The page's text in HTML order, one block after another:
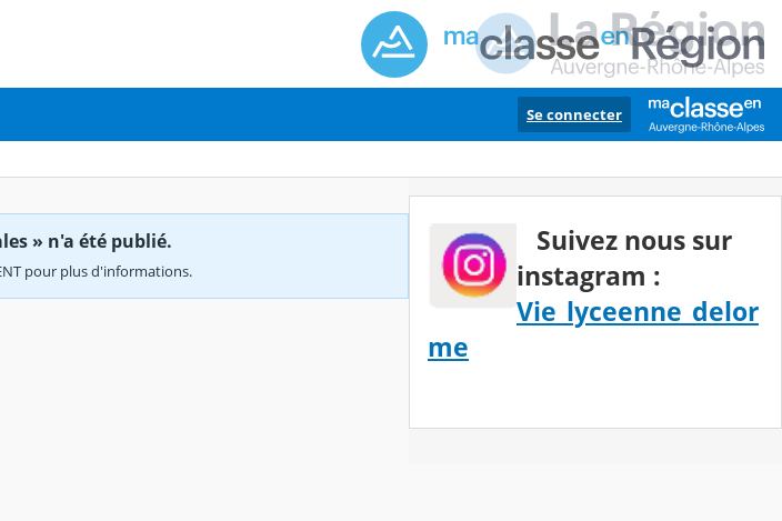
Se connecter
» n'a été publié.
pour plus d'informations.
Suivez nous sur
instagram :
Vie_lyceenne_delor
me